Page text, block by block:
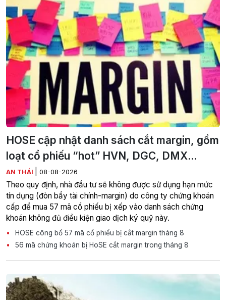
HOSE cập nhật danh sách cắt margin, gồm
loạt cổ phiếu “hot” HVN, DGC, DMX...
AN THÁI 08-08-2026
Theo quy định, nhà đầu tư sẽ không được sử dụng hạn mức
tín dụng (đòn bẩy tài chính-margin) do công ty chứng khoán
cấp để mua 57 mã cổ phiếu bị xếp vào danh sách chứng
khoán không đủ điều kiện giao dịch ký quỹ này.
HOSE công bố 57 mã cổ phiếu bị cắt margin tháng 8
56 mã chứng khoán bị HoSE cắt margin trong tháng 8